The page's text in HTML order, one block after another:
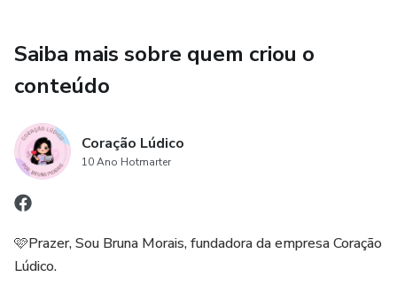
💧3 Plaquinhas para tirar foto;
💧Rótulo - garrafa de água ou copo d’água.
- 40 páginas
💰8,00
Saiba mais sobre quem criou o
conteúdo
Coração Lúdico
10 Ano Hotmarter
🩷Prazer, Sou Bruna Morais, fundadora da empresa Coração
Lúdico.